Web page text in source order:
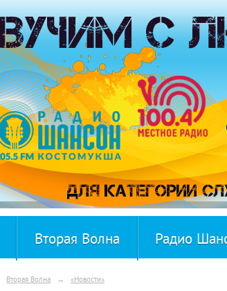
Вторая Волна Радио
Вторая Волна → «Новости»